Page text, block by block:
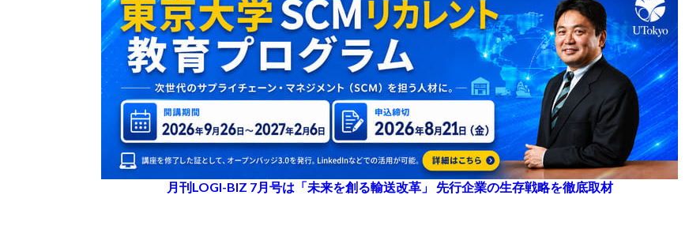
月刊LOGI-BIZ 7月号は「未来を創る輸送改革」 先行企業の生存戦略を徹底取材